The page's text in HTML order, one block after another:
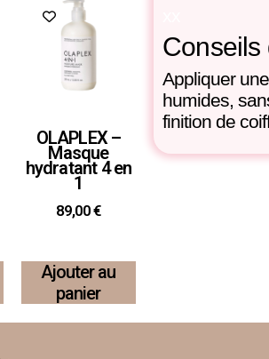
OLAPLEX –
Masque
hydratant 4 en
1
89,00€
Ajouter au
panier
Conseils
Appliquer
humides,
finition de